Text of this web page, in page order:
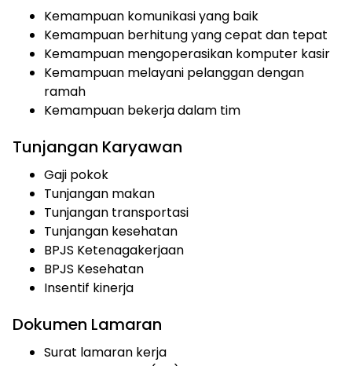
Kemampuan komunikasi yang baik
Kemampuan berhitung yang cepat dan tepat
Kemampuan mengoperasikan komputer kasir
Kemampuan melayani pelanggan dengan
ramah
Kemampuan bekerja dalam tim
Tunjangan Karyawan
Gaji pokok
Tunjangan makan
Tunjangan transportasi
Tunjangan kesehatan
BPJS Ketenagakerjaan
BPJS Kesehatan
Insentif kinerja
Dokumen Lamaran
Surat lamaran kerja